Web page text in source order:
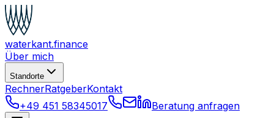
waterkant.finance
Über mich
Standorte
RechnerRatgeberKontakt
+49 451 58345017
Beratung anfragen